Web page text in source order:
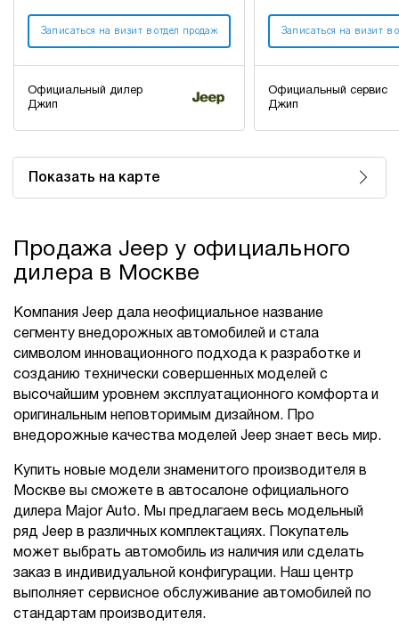
Показать на карте
Записаться на визит в отдел продаж
Официальный дилер
Джип
Записаться на визит в
Официальный сервис
Джип
Продажа Jeep у официального
дилера в Москве
Компания Jeep дала неофициальное название
сегменту внедорожных автомобилей и стала
символом инновационного подхода к разработке и
созданию технически совершенных моделей с
высочайшим уровнем эксплуатационного комфорта и
оригинальным неповторимым дизайном. Про
внедорожные качества моделей Jeep знает весь мир.
Купить новые модели знаменитого производителя в
Москве вы сможете в автосалоне официального
дилера Major Auto. Мы предлагаем весь модельный
ряд Jeep в различных комплектациях. Покупатель
может выбрать автомобиль из наличия или сделать
заказ в индивидуальной конфигурации. Наш центр
выполняет сервисное обслуживание автомобилей по
стандартам производителя.